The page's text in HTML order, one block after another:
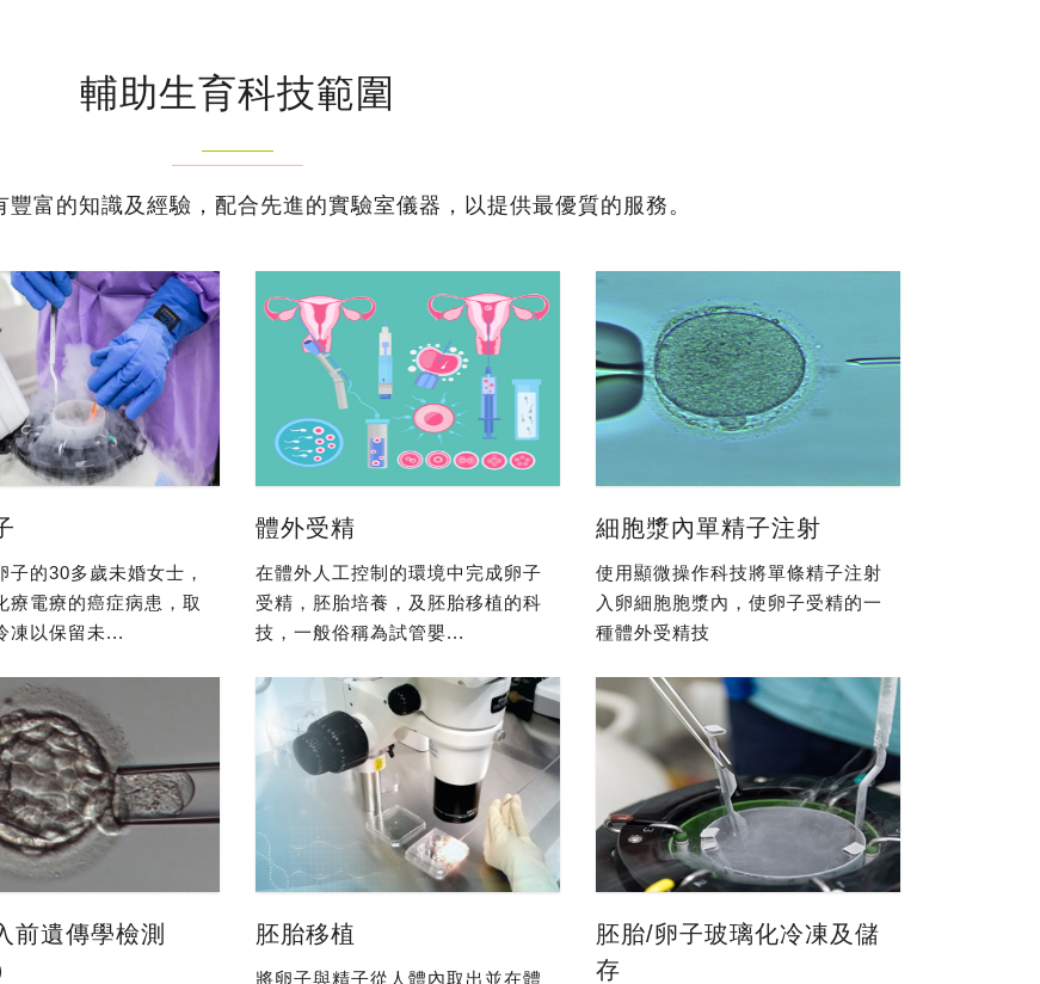
輔助生育科技範圍
富的知識及經驗，配合先進的實驗室儀器，以提供最優質的服務。
子的30多歲未婚女士，
療電療的癌症病患，取
凍以保留未...
體外受精
在體外人工控制的環境中完成卵子
受精，胚胎培養，及胚胎移植的科
技，一般俗稱為試管嬰...
細胞漿內單精子注射
使用顯微操作科技將單條精子注射
入卵細胞胞漿內，使卵子受精的一
種體外受精技
前遺傳學檢測
胚胎移植
將卵子與精子從人體內取出並在體
胚胎/卵子玻璃化冷凍及儲
存